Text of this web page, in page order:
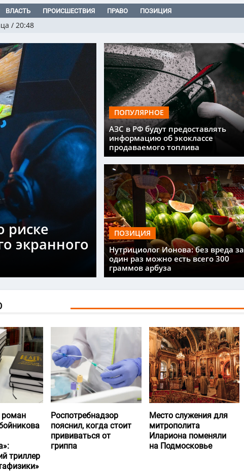
ВЛАСТЬ ПРОИСШЕСТВИЯ ПРАВО ПОЗИЦИЯ
/ 20:48
риске
экранного
ПОПУЛЯРНОЕ
АЗС в РФ будут предоставлять
информацию об экоклассе
продаваемого топлива
ПОЗИЦИЯ
Нутрициолог Ионова: без вреда за
один раз можно есть всего 300
граммов арбуза
роман
триллер
Роспотребнадзор
пояснил, когда стоит
прививаться от
гриппа
Место служения для
митрополита
Илариона поменяли
на Подмосковье